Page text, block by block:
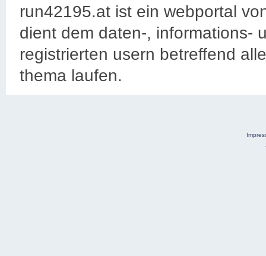
run42195.at ist ein webportal
dient dem daten-, informations-
registrierten usern betreffend
thema laufen.